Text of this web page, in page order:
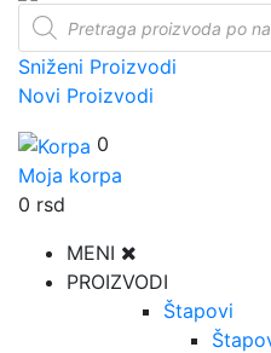
Products
search
Sniženi Proizvodi
Novi Proizvodi
0
Moja korpa
0 rsd
MENI
PROIZVODI
Štapovi